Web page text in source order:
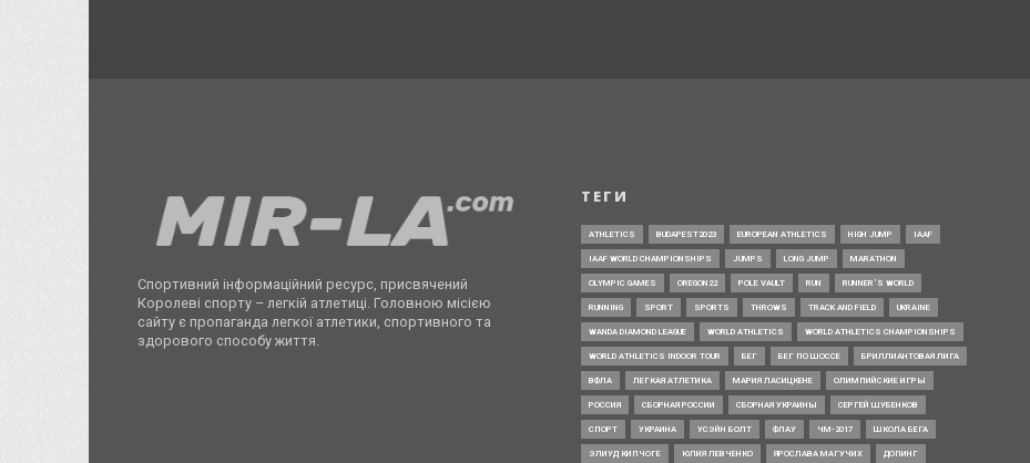
Спортивний інформаційний ресурс, присвячений
Королеві спорту – легкій атлетиці. Головною місією
сайту є пропаганда легкої атлетики, спортивного та
здорового способу життя.
ТЕГИ
ATHLETICS BUDAPEST2023 EUROPEAN ATHLETICS HIGH JUMP IAAF
IAAF WORLD CHAMPIONSHIPS JUMPS LONG JUMP MARATHON
OLYMPIC GAMES OREGON22 POLE VAULT RUN RUNNER’S WORLD
RUNNING SPORT SPORTS THROWS TRACK AND FIELD UKRAINE
WANDA DIAMOND LEAGUE WORLD ATHLETICS WORLD ATHLETICS CHAMPIONSHIPS
WORLD ATHLETICS INDOOR TOUR БЕГ БЕГ ПО ШОССЕ БРИЛЛИАНТОВАЯ ЛИГА
ВФЛА ЛЕГКАЯ АТЛЕТИКА МАРИЯ ЛАСИЦКЕНЕ ОЛИМПИЙСКИЕ ИГРЫ
РОССИЯ СБОРНАЯ РОССИИ СБОРНАЯ УКРАИНЫ СЕРГЕЙ ШУБЕНКОВ
СПОРТ УКРАИНА УСЭЙН БОЛТ ФЛАУ ЧМ-2017 ШКОЛА БЕГА
ЭЛИУД КИПЧОГЕ ЮЛИЯ ЛЕВЧЕНКО ЯРОСЛАВА МАГУЧИХ ДОПИНГ